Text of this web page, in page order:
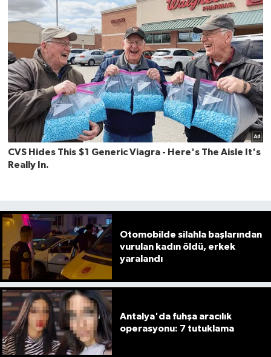
Otomobilde silahla başlarından
vurulan kadın öldü, erkek
yaralandı
Antalya'da fuhşa aracılık
operasyonu: 7 tutuklama